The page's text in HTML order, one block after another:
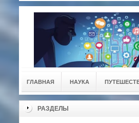
ГЛАВНАЯ НАУКА
РАЗДЕЛЫ